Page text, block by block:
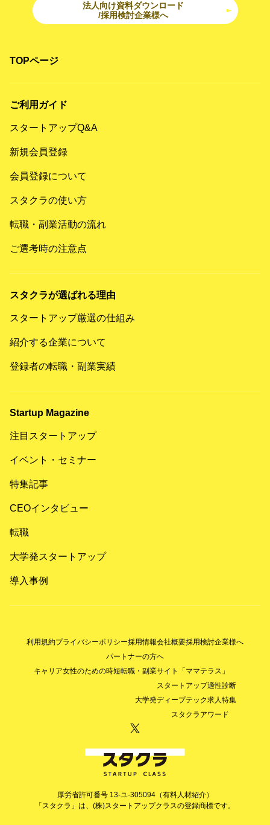
法人向け資料ダウンロード
/採用検討企業様へ
TOPページ
ご利用ガイド
スタートアップQ&A
新規会員登録
会員登録について
スタクラの使い方
転職・副業活動の流れ
ご選考時の注意点
スタクラが選ばれる理由
スタートアップ厳選の仕組み
紹介する企業について
登録者の転職・副業実績
Startup Magazine
注目スタートアップ
イベント・セミナー
特集記事
CEOインタビュー
転職
大学発スタートアップ
導入事例
利用規約プライバシーポリシー採用情報会社概要採用検討企業様へ
パートナーの方へ
キャリア女性のための時短転職・副業サイト「ママテラス」
スタートアップ適性診断
大学発ディープテック求人特集
スタクラアワード
厚労省許可番号 13-ユ-305094（有料人材紹介）
「スタクラ」は、(株)スタートアップクラスの登録商標です。